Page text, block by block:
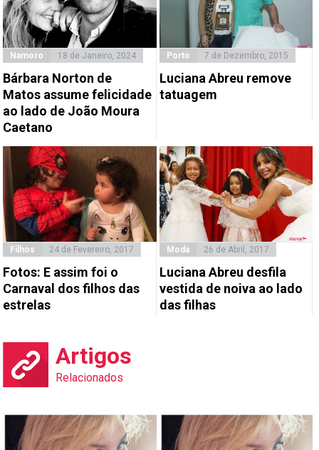
Namoro 18 de Janeiro, 2024
Bárbara Norton de
Matos assume felicidade
ao lado de João Moura
Caetano
Porto 7 de Dezembro, 2015
Luciana Abreu remove
tatuagem
Filhos 24 de Fevereiro, 2017
Fotos: E assim foi o
Carnaval dos filhos das
estrelas
Moda 26 de Abril, 2017
Luciana Abreu desfila
vestida de noiva ao lado
das filhas
Artigos
Relacionados